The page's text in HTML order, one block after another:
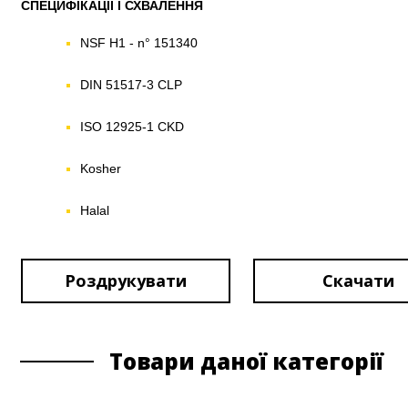
СПЕЦИФІКАЦІЇ І СХВАЛЕННЯ
NSF H1 - n° 151340
DIN 51517-3 CLP
ISO 12925-1 CKD
Kosher
Halal
Роздрукувати Скачати
Товари даної категорії